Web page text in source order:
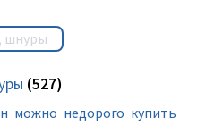
(527)
можно недорого купить